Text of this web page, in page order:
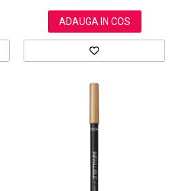
ADAUGA IN COS